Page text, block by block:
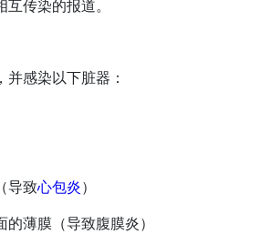
传染的报道。
感染以下脏器：
导致心包炎）
薄膜（导致腹膜炎）